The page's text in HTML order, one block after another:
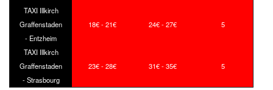
TAXI Illkirch
Graffenstaden
- Entzheim
18€ - 21€ 24€ - 27€ 5
TAXI Illkirch
Graffenstaden
- Strasbourg
23€ - 28€ 31€ - 35€ 5